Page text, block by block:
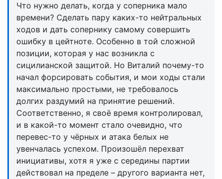
Что нужно делать, когда у соперника мало
времени? Сделать пару каких-то нейтральных
ходов и дать сопернику самому совершить
ошибку в цейтноте. Особенно в той сложной
позиции, которая у нас возникла с
сицилианской защитой. Но Виталий почему-то
начал форсировать события, и мои ходы стали
максимально простыми, не требовалось
долгих раздумий на принятие решений.
Соответственно, я своё время контролировал,
и в какой-то момент стало очевидно, что
перевес-то у чёрных и атака белых не
увенчалась успехом. Произошёл перехват
инициативы, хотя я уже с середины партии
действовал на пределе – другого варианта нет,